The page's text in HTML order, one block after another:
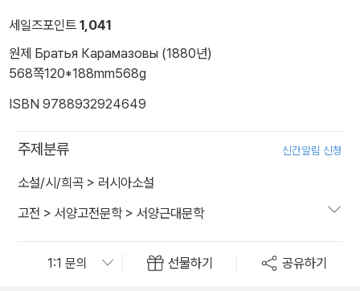
세일즈포인트 1,041
원제 Братья Карамазовы (1880년)
568쪽120*188mm568g
ISBN 9788932924649
주제분류 신간알림 신청
소설/시/희곡 > 러시아소설
고전 > 서양고전문학> 서양근대문학
선물하기 공유하기